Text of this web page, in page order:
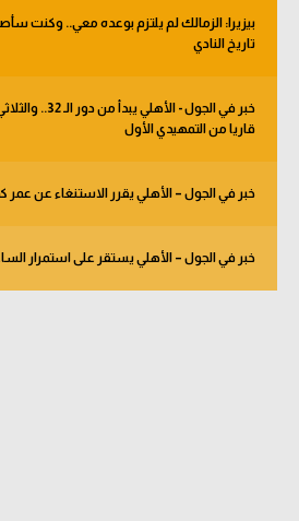
بيزيرا: الزمالك لم يلتزم بوعده معي.. وكنت
تاريخ النادي
خبر في الجول -
قاريا من التمهيدي الأول
خبر في الجول – الأهلي يقرر الاستنغاء عن عمر
خبر في الجول – الأهلي يستقر على استمرار